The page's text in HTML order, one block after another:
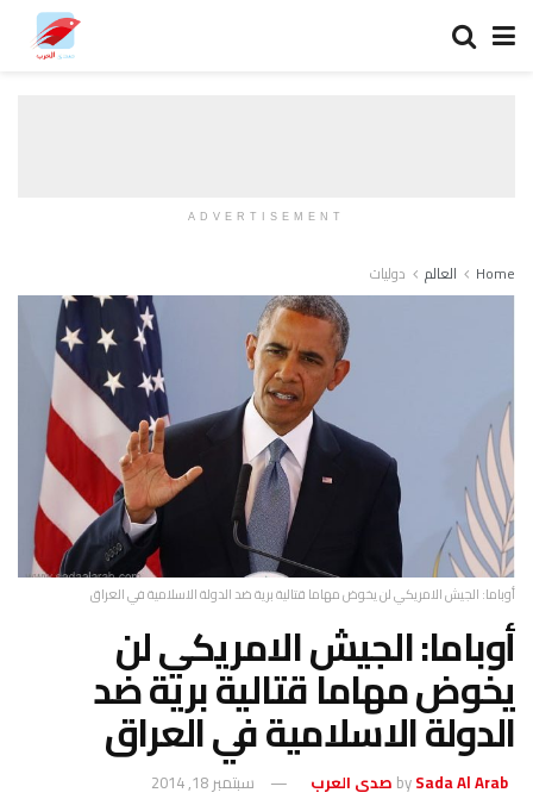
ADVERTISEMENT
Home العالم دوليات
أوباما: الجيش الامريكي لن يخوض مهاما قتالية برية ضد الدولة الاسلامية في العراق
أوباما: الجيش الامريكي لن
يخوض مهاما قتالية برية ضد
الدولة الاسلامية في العراق
bySada Al Arab صدى العرب سبتمبر 18, 2014